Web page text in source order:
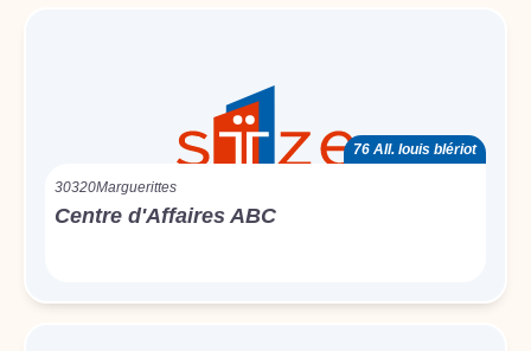
76 All. louis blériot
30320Marguerittes
Centre d'Affaires ABC